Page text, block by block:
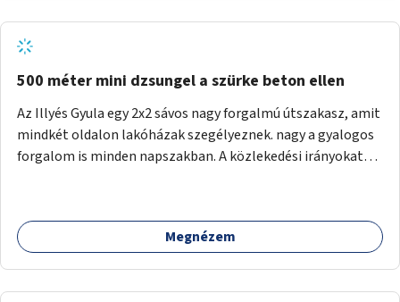
500 méter mini dzsungel a szürke beton ellen
Az Illyés Gyula egy 2x2 sávos nagy forgalmú útszakasz, amit
mindkét oldalon lakóházak szegélyeznek. nagy a gyalogos
forgalom is minden napszakban. A közlekedési irányokat
szintű növényzettel, öntözőrendszerrel, esetleg
valamilyen vizes attrakcióval ami végfut mind az 500m-en.
Megnézem